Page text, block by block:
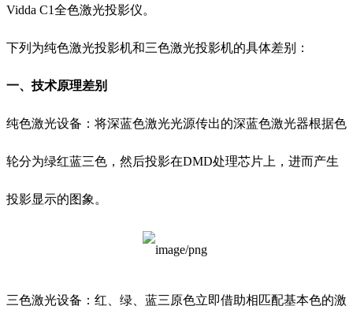
Vidda C1全色激光投影仪。
下列为纯色激光投影机和三色激光投影机的具体差别：
一、技术原理差别
纯色激光设备：将深蓝色激光光源传出的深蓝色激光器根据色
轮分为绿红蓝三色，然后投影在DMD处理芯片上，进而产生
投影显示的图象。
三色激光设备：红、绿、蓝三原色立即借助相匹配基本色的激